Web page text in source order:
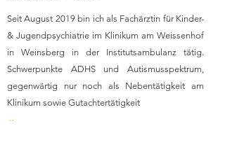
Seit August 2019 bin ich als Fachärztin für Kinder-
& Jugendpsychiatrie im Klinikum am Weissenhof
in Weinsberg in der Institutsambulanz tätig.
Schwerpunkte ADHS und Autismusspektrum,
gegenwärtig nur noch als Nebentätigkeit am
Klinikum sowie Gutachtertätigkeit
Ärztin am ZfP Weinsberg